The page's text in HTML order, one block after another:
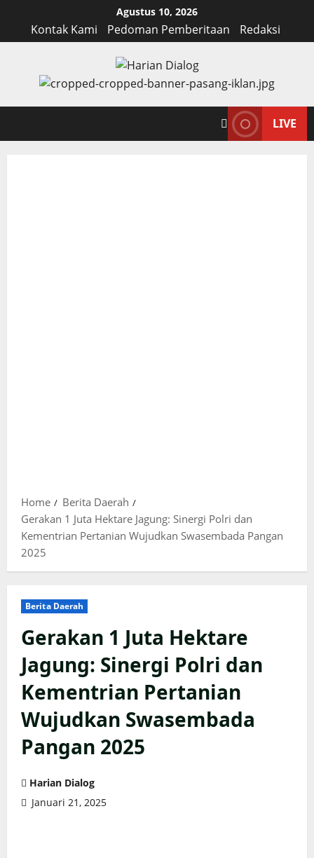
content
Agustus 10, 2026
Kontak Kami Pedoman Pemberitaan Redaksi
LIVE
Home
Berita Daerah
Gerakan 1 Juta Hektare Jagung: Sinergi Polri dan
Kementrian Pertanian Wujudkan Swasembada Pangan
2025
Berita Daerah
Gerakan 1 Juta Hektare
Jagung: Sinergi Polri dan
Kementrian Pertanian
Wujudkan Swasembada
Pangan 2025
Harian Dialog
Januari 21, 2025